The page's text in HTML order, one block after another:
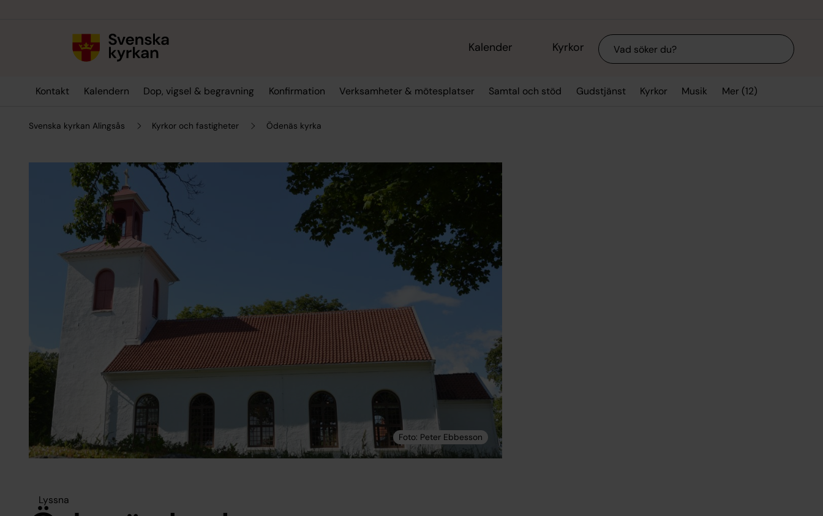
Kalender Kyrkor Sök
Kontakt Kalendern Dop, vigsel & begravning Konfirmation Verksamheter & mötesplatser Samtal och stöd Gudstjänst Kyrkor Musik Mer (12)
Svenska kyrkan Alingsås Kyrkor och fastigheter Ödenäs kyrka
Lyssna